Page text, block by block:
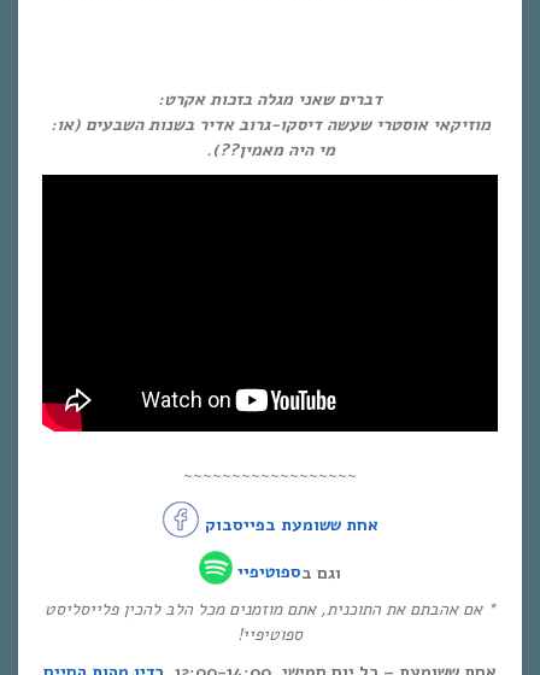
דברים שאני מגלה בזכות אקרט:
מוזיקאי אוסטרי שעשה דיסקו-גרוב אדיר בשנות השבעים (או:
מי היה מאמין??).
~~~~~~~~~~~~~~~~~~
אחת ששומעת בפייסבוק
וגם בספוטיפיי
* אם אהבתם את התוכנית, אתם מוזמנים מכל הלב להכין פלייסליסט
ספוטיפיי!